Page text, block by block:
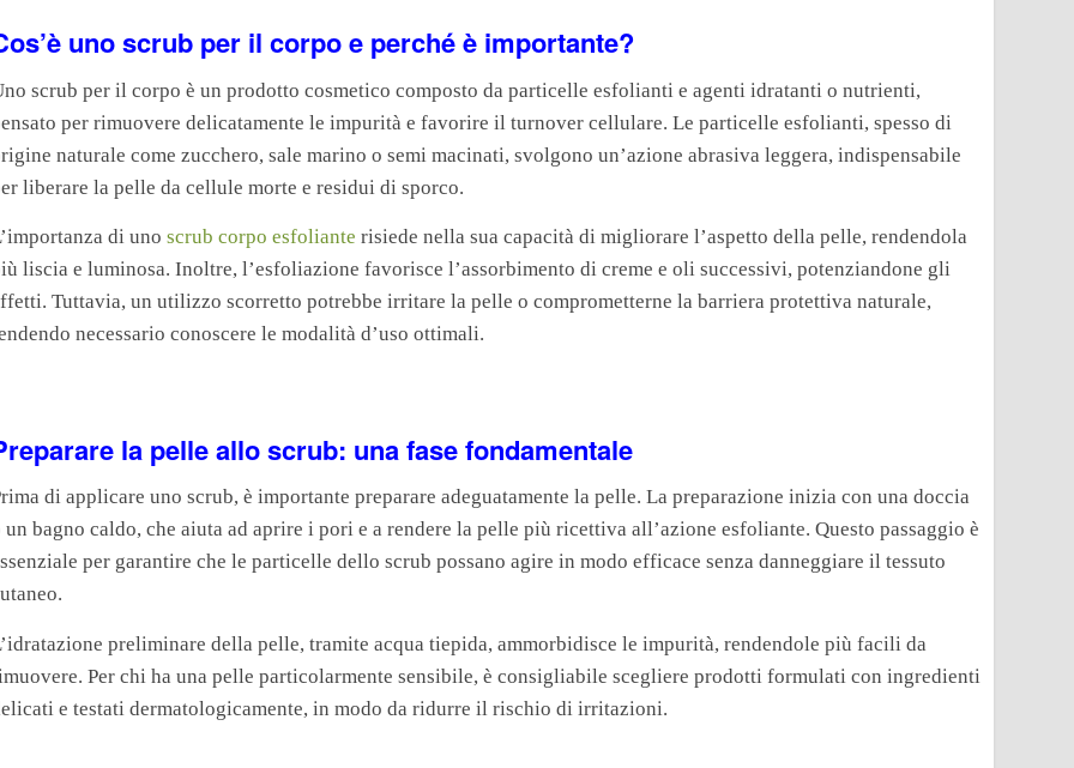
uno scrub per il corpo e perché è importante?
scrub per il corpo è un prodotto cosmetico composto da particelle esfolianti e agenti idratanti o nutrienti,
per rimuovere delicatamente le impurità e favorire il turnover cellulare. Le particelle esfolianti, spesso di
naturale come zucchero, sale marino o semi macinati, svolgono un’azione abrasiva leggera, indispensabile
liberare la pelle da cellule morte e residui di sporco.
di uno scrub corpo esfoliante risiede nella sua capacità di migliorare l’aspetto della pelle, rendendola
liscia e luminosa. Inoltre, l’esfoliazione favorisce l’assorbimento di creme e oli successivi, potenziandone gli
Tuttavia, un utilizzo scorretto potrebbe irritare la pelle o comprometterne la barriera protettiva naturale,
necessario conoscere le modalità d’uso ottimali.
la pelle allo scrub: una fase fondamentale
di applicare uno scrub, è importante preparare adeguatamente la pelle. La preparazione inizia con una doccia
un bagno caldo, che aiuta ad aprire i pori e a rendere la pelle più ricettiva all’azione esfoliante. Questo passaggio è
per garantire che le particelle dello scrub possano agire in modo efficace senza danneggiare il tessuto
preliminare della pelle, tramite acqua tiepida, ammorbidisce le impurità, rendendole più facili da
Per chi ha una pelle particolarmente sensibile, è consigliabile scegliere prodotti formulati con ingredienti
e testati dermatologicamente, in modo da ridurre il rischio di irritazioni.